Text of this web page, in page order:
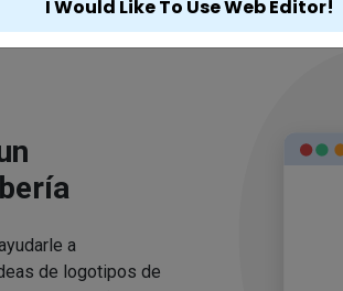
a
de logotipos de
I Would Like To Use Web Editor!